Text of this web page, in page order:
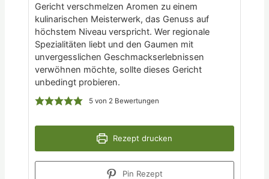
Gericht verschmelzen Aromen zu einem
kulinarischen Meisterwerk, das Genuss auf
höchstem Niveau verspricht. Wer regionale
Spezialitäten liebt und den Gaumen mit
unvergesslichen Geschmackserlebnissen
verwöhnen möchte, sollte dieses Gericht
unbedingt probieren.
5 von 2 Bewertungen
Rezept drucken
Pin Rezept